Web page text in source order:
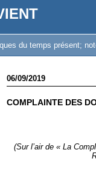
du temps présent;
06/09/2019
COMPLAINTE DES
(Sur l’air de « La